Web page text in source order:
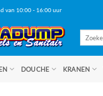
van 10:00 - 16:00 uur
DOUCHE KRANEN